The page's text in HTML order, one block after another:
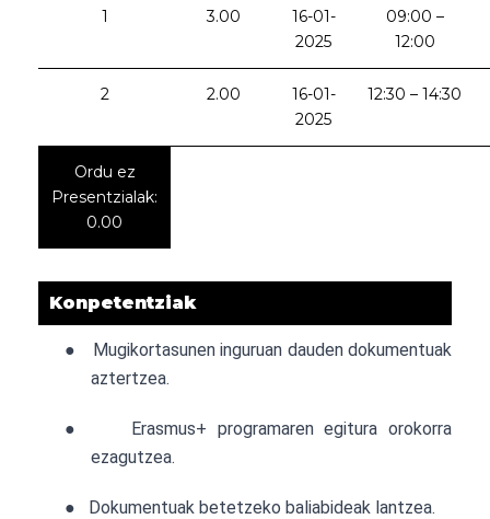
1 3.00
16-01-
2025
09:00 –
12:00
2 2.00
16-01-
2025
12:30 – 14:30
Ordu ez
Presentzialak:
0.00
Konpetentziak
●
Mugikortasunen inguruan dauden dokumentuak
aztertzea.
●
Erasmus+ programaren egitura orokorra
ezagutzea.
● Dokumentuak betetzeko baliabideak lantzea.